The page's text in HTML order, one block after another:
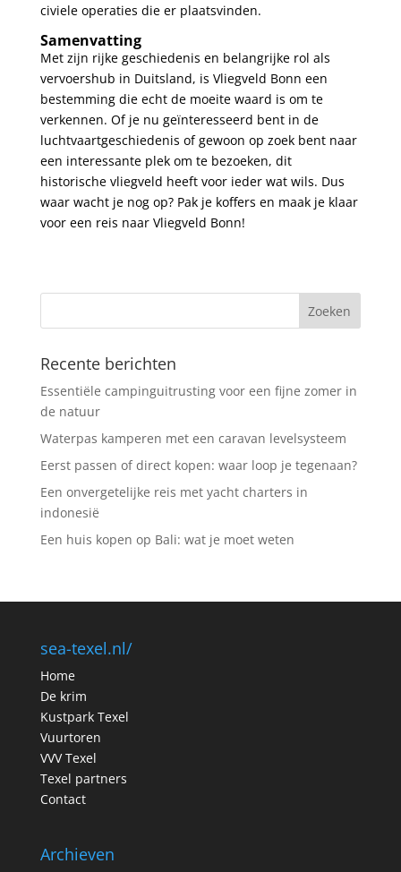
civiele operaties​ die er plaatsvinden.
Samenvatting
Met ​zijn rijke geschiedenis en ‌belangrijke rol als
vervoershub in Duitsland, ⁣is Vliegveld Bonn een
bestemming die echt de moeite waard is om‌ te
verkennen. ‍Of je nu geïnteresseerd bent in de
luchtvaartgeschiedenis of ⁤gewoon op zoek bent naar
een interessante plek om te bezoeken, dit
historische vliegveld heeft voor ieder wat wils. Dus​
waar wacht je nog​ op? Pak je koffers en maak je klaar
voor een ​reis naar Vliegveld Bonn!
Recente berichten
Essentiële campinguitrusting voor een fijne zomer in
de natuur
Waterpas kamperen met een caravan levelsysteem
Eerst passen of direct kopen: waar loop je tegenaan?
Een onvergetelijke reis met yacht charters in
indonesië
Een huis kopen op Bali: wat je moet weten
sea-texel.nl/
Home
De krim
Kustpark Texel
Vuurtoren
VVV Texel
Texel partners
Contact
Archieven